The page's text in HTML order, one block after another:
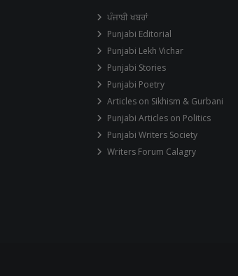
ਪੰਜਾਬੀ ਖਬਰਾਂ
Punjabi Editorial
Punjabi Lekh Vichar
Punjabi Stories
Punjabi Poetry
Articles on Sikhism & Gurbani
Punjabi Articles on Politics
Punjabi Writers Society
Writers Forum Calagry